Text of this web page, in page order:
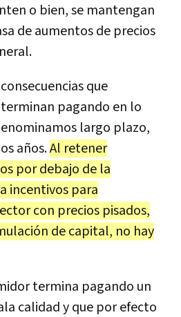
o bien, se mantengan
de aumentos de precios
que
pagando en lo
largo plazo,
años.Al retener
por debajo de la
incentivos para
con precios pisados,
de capital, no hay
termina pagando un
calidad y que por efecto